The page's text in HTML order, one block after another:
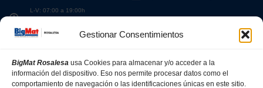
Gestionar Consentimientos
BigMat Rosalesa usa Cookies para almacenar y/o acceder a la
información del dispositivo. Eso nos permite procesar datos como el
comportamiento de navegación o las identificaciones únicas en este sitio.
L-V: 07:00 a 19:00h